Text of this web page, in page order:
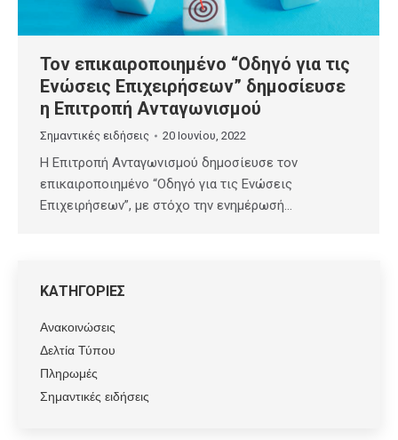
Τον επικαιροποιημένο “Οδηγό για τις
Ενώσεις Επιχειρήσεων” δημοσίευσε
η Επιτροπή Ανταγωνισμού
Σημαντικές ειδήσεις 20 Ιουνίου, 2022
Η Επιτροπή Ανταγωνισμού δημοσίευσε τον
επικαιροποιημένο “Οδηγό για τις Ενώσεις
Επιχειρήσεων”, με στόχο την ενημέρωσή…
ΚΑΤΗΓΟΡΙΕΣ
Ανακοινώσεις
Δελτία Τύπου
Πληρωμές
Σημαντικές ειδήσεις